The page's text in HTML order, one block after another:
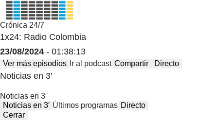
Crónica 24/7
1x24: Radio Colombia
23/08/2024 - 01:38:13
Ver más episodios Ir al podcast Compartir Directo
Noticias en 3′
Noticias en 3′
Noticias en 3′ Últimos programas Directo
Cerrar